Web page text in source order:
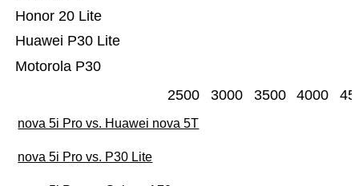
Motorola P30
Huawei P30 Lite
Honor 20 Lite
2500 3000 3500 4000
nova 5i Pro vs. Huawei nova 5T
nova 5i Pro vs. P30 Lite